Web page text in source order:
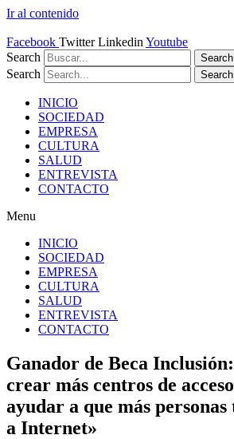
Ir al contenido
Facebook Twitter Linkedin Youtube
Search
Search
Search Search
INICIO
SOCIEDAD
EMPRESA
CULTURA
SALUD
ENTREVISTA
CONTACTO
Menu
INICIO
SOCIEDAD
EMPRESA
CULTURA
SALUD
ENTREVISTA
CONTACTO
Ganador de Beca
crear más centros de
ayudar a que más personas
a Internet»